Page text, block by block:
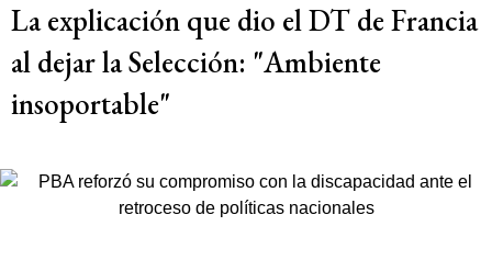
La explicación que dio el DT de Francia
al dejar la Selección: "Ambiente
insoportable"